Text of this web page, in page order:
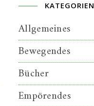
KATEGORIEN
Allgemeines
Bewegendes
Bücher
Empörendes